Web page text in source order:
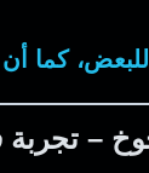
كما
– تجربة